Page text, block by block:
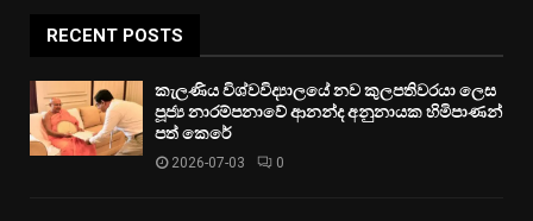
RECENT POSTS
කැලණිය විශ්වවිද්‍යාලයේ නව කුලපතිවරයා ලෙස
පූජ්‍ය නාරම්පනාවේ ආනන්ද අනුනායක හිමිපාණන්
පත් කෙරේ
2026-07-03 0